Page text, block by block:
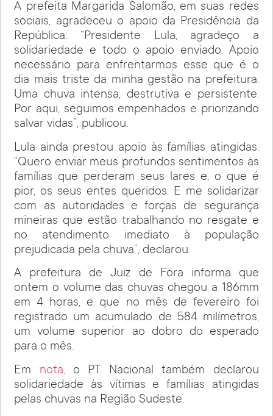
A prefeita Margarida Salomão, em suas redes
sociais, agradeceu o apoio da Presidência da
República: “Presidente Lula, agradeço a
solidariedade e todo o apoio enviado. Apoio
necessário para enfrentarmos esse que é o
dia mais triste da minha gestão na prefeitura.
Uma chuva intensa, destrutiva e persistente.
Por aqui, seguimos empenhados e priorizando
salvar vidas”, publicou.
Lula ainda prestou apoio às famílias atingidas.
“Quero enviar meus profundos sentimentos às
famílias que perderam seus lares e, o que é
pior, os seus entes queridos. E me solidarizar
com as autoridades e forças de segurança
mineiras que estão trabalhando no resgate e
no atendimento imediato à população
prejudicada pela chuva”, declarou.
A prefeitura de Juiz de Fora informa que
ontem o volume das chuvas chegou a 186mm
em 4 horas, e que no mês de fevereiro foi
registrado um acumulado de 584 milímetros,
um volume superior ao dobro do esperado
para o mês.
Em nota,o PT Nacional também declarou
solidariedade às vítimas e famílias atingidas
pelas chuvas na Região Sudeste.